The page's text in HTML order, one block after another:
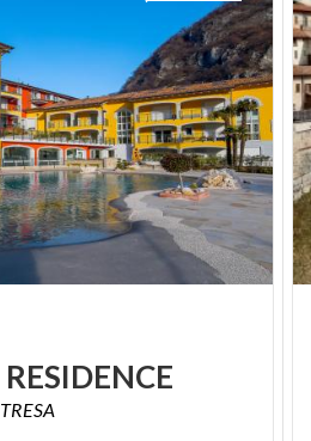
RESIDENCE
TRESA